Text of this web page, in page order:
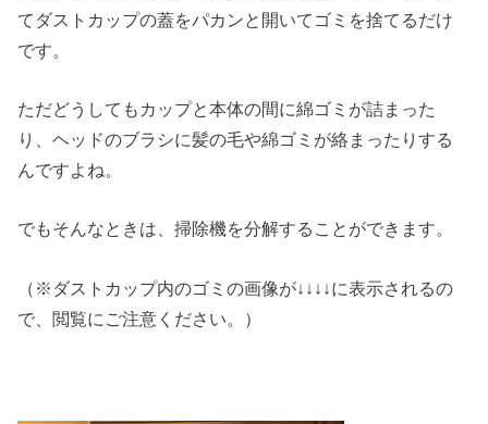
てダストカップの蓋をパカンと開いてゴミを捨てるだけ
です。
ただどうしてもカップと本体の間に綿ゴミが詰まった
り、ヘッドのブラシに髪の毛や綿ゴミが絡まったりする
んですよね。
でもそんなときは、掃除機を分解することができます。
（※ダストカップ内のゴミの画像が↓↓↓↓に表示されるの
で、閲覧にご注意ください。）